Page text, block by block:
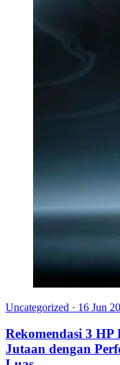
Uncategorized · 16 Jun
Rekomendasi 3
Jutaan dengan